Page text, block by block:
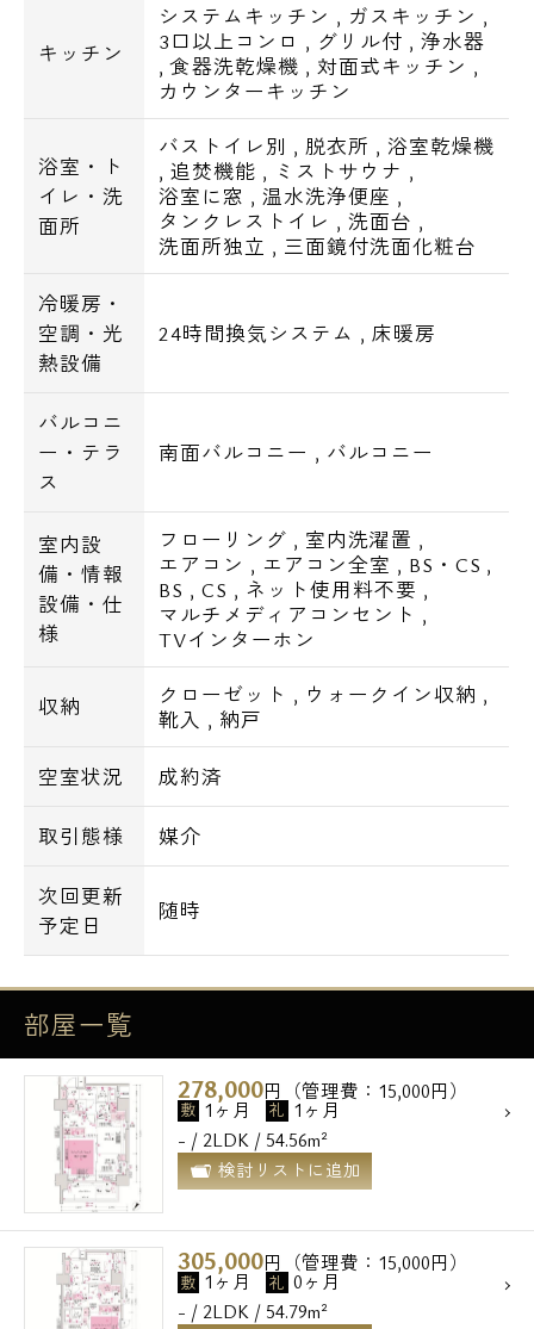
キッチン
システムキッチン , ガスキッチン ,
3口以上コンロ , グリル付 , 浄水器
,食器洗乾燥機 , 対面式キッチン ,
カウンターキッチン
浴室・ト
イレ・洗
面所
バストイレ別 , 脱衣所 , 浴室乾燥機
,追焚機能 , ミストサウナ ,
浴室に窓 ,温水洗浄便座 ,
タンクレストイレ , 洗面台 ,
洗面所独立 , 三面鏡付洗面化粧台
冷暖房・
空調・光
熱設備
24時間換気システム , 床暖房
バルコニ
ー・テラ
ス
南面バルコニー , バルコニー
室内設
備・情報
設備・仕
様
フローリング , 室内洗濯置 ,
エアコン , エアコン全室 , BS・CS ,
BS ,CS , ネット使用料不要 ,
マルチメディアコンセント ,
TVインターホン
収納 クローゼット , ウォークイン収納 ,
靴入 , 納戸
空室状況 成約済
取引態様 媒介
次回更新
予定日
随時
部屋一覧
278,000円（管理費：15,000円）
敷 1ヶ月 礼 1ヶ月
- / 2LDK / 54.56m²
検討リストに追加
305,000円（管理費：15,000円）
敷 1ヶ月 礼 0ヶ月
- / 2LDK / 54.79m²
電話でお問い合わせ
0120-500-529
営業時間 10：00～18：00